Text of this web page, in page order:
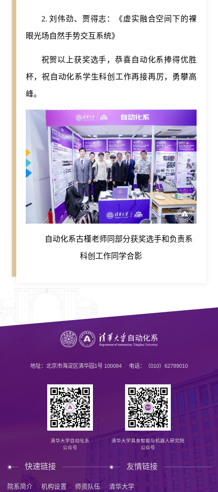
2. 刘伟劲、贾得志：《虚实融合空间下的裸
眼光场自然手势交互系统》
祝贺以上获奖选手，恭喜自动化系捧得优胜
杯，祝自动化系学生科创工作再接再厉，勇攀高
峰。
自动化系古槿老师同部分获奖选手和负责系
科创工作同学合影
地址：北京市海淀区清华园1号 100084 电话：（010）62789010
快速链接
院系简介 机构设置 师资队伍
友情链接
清华大学
清华大学自动化系
公众号
清华大学具身智能与机器人研究院
公众号